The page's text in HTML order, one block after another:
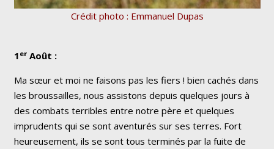
Crédit photo : Emmanuel Dupas
1 erAoût :
Ma sœur et moi ne faisons pas les fiers ! bien cachés dans
les broussailles, nous assistons depuis quelques jours à
des combats terribles entre notre père et quelques
imprudents qui se sont aventurés sur ses terres. Fort
heureusement, ils se sont tous terminés par la fuite de